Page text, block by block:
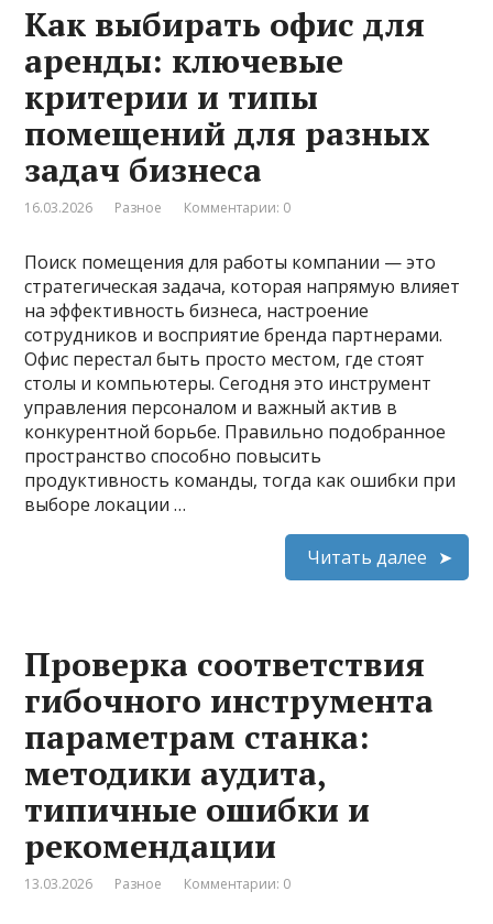
Как выбирать офис для
аренды: ключевые
критерии и типы
помещений для разных
задач бизнеса
16.03.2026 Разное Комментарии: 0
Поиск помещения для работы компании — это
стратегическая задача, которая напрямую влияет
на эффективность бизнеса, настроение
сотрудников и восприятие бренда партнерами.
Офис перестал быть просто местом, где стоят
столы и компьютеры. Сегодня это инструмент
управления персоналом и важный актив в
конкурентной борьбе. Правильно подобранное
пространство способно повысить
продуктивность команды, тогда как ошибки при
выборе локации …
Читать далее
Проверка соответствия
гибочного инструмента
параметрам станка:
методики аудита,
типичные ошибки и
рекомендации
13.03.2026 Разное Комментарии: 0